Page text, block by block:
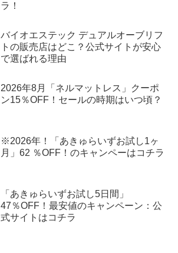
ラ！
バイオエステック デュアルオーブリフ
トの販売店はどこ？公式サイトが安心
で選ばれる理由
2026年8月「ネルマットレス」クーポ
ン15％OFF！セールの時期はいつ頃？
※2026年！「あきゅらいずお試し1ヶ
月」62 ％OFF！のキャンペーはコチラ
「あきゅらいずお試し5日間」
47％OFF！最安値のキャンペーン：公
式サイトはコチラ